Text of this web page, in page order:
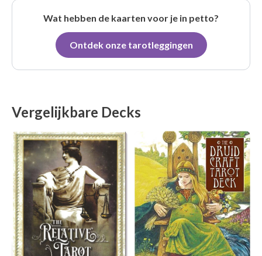
Wat hebben de kaarten voor je in petto?
Ontdek onze tarotleggingen
Vergelijkbare Decks